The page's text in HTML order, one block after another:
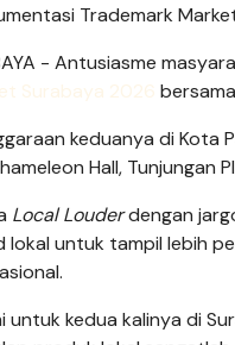
Trademark
- Antusiasme
Surabaya 2026
keduanya di Kota
Hall, Tunjungan
Local Louderdengan
lokal untuk tampil lebih
untuk kedua kalinya di